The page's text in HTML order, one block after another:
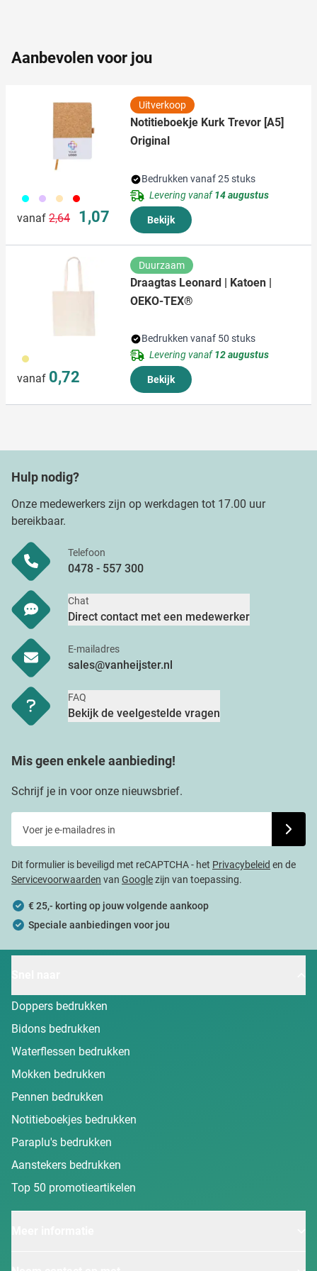
verzameld op basis van uw gebruik van hun services.
Aanbevolen voor jou
166 015 236 008
vanaf Normale prijs
2,64 Speciale prijs
1,07
Uitverkoop
Notitieboekje Kurk Trevor [A5]
Original
Bedrukken vanaf 25 stuks
Levering vanaf14 augustus
Bekijk
013
vanaf 0,72
Duurzaam
Draagtas Leonard | Katoen |
OEKO-TEX®
Bedrukken vanaf 50 stuks
Levering vanaf12 augustus
Bekijk
Hulp nodig?
Onze medewerkers zijn op werkdagen tot 17.00 uur
bereikbaar.
Telefoon
0478 - 557 300
Chat
Direct contact met een medewerker
E-mailadres
sales@vanheijster.nl
FAQ
Bekijk de veelgestelde vragen
Mis geen enkele aanbieding!
Schrijf je in voor onze nieuwsbrief.
Dit formulier is beveiligd met reCAPTCHA - het Privacybeleid en de
Servicevoorwaarden van Googlezijn van toepassing.
€ 25,- korting op jouw volgende aankoop
Speciale aanbiedingen voor jou
Doppers bedrukken
Bidons bedrukken
Waterflessen bedrukken
Mokken bedrukken
Pennen bedrukken
Notitieboekjes bedrukken
Paraplu's bedrukken
Aanstekers bedrukken
Top 50 promotieartikelen